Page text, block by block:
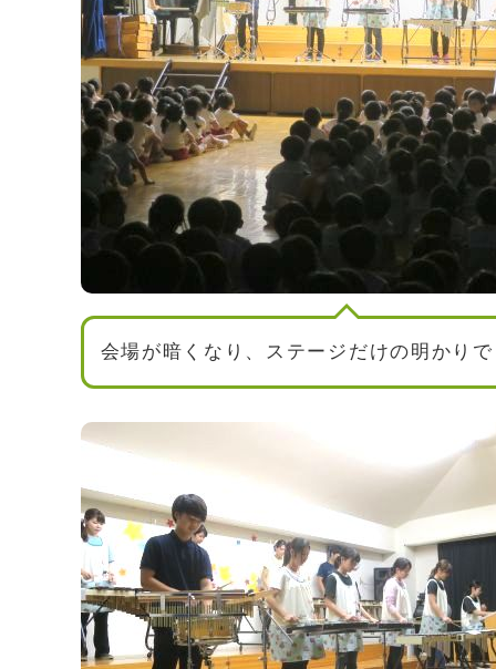
会場が暗くなり、ステージだけの明かりで